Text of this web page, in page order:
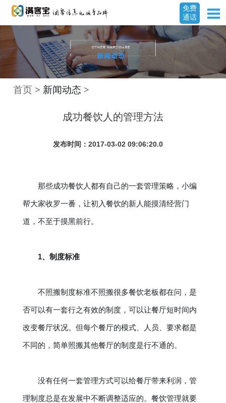
免费
通话
首页 > 新闻动态 >
成功餐饮人的管理方法
发布时间：2017-03-02 09:06:20.0
那些成功餐饮人都有自己的一套管理策略，小编
帮大家收罗一番，让初入餐饮的新人能摸清经营门
道，不至于摸黑前行。
1、制度标准
不照搬制度标准不照搬很多餐饮老板都在问，是
否可以有一套行之有效的制度，可以让餐厅短时间内
改变餐厅状况。但每个餐厅的模式、人员、要求都是
不同的，简单照搬其他餐厅的制度是行不通的。
没有任何一套管理方式可以给餐厅带来利润，管
理制度总是在发展中不断调整适应的。餐饮管理就要